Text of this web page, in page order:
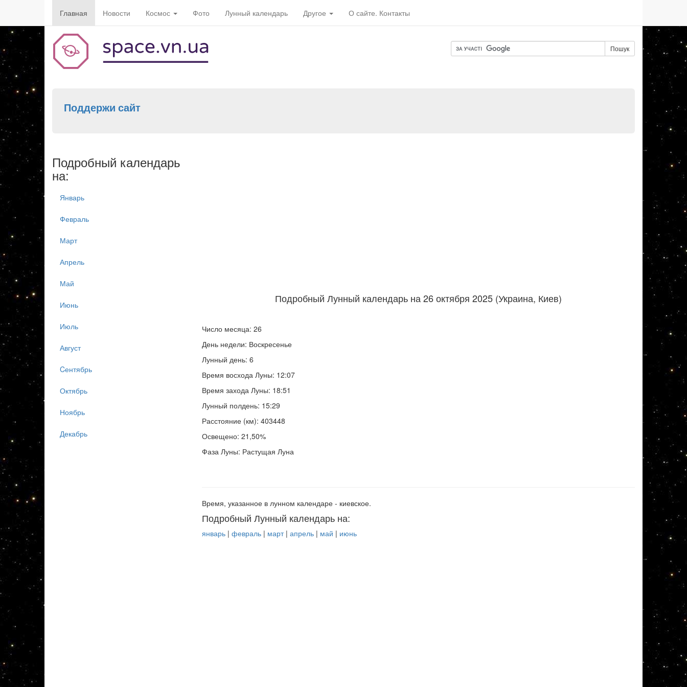
Главная Новости Космос Фото Лунный календарь Другое О сайте. Контакты
Пошук
Поддержи сайт
Подробный Лунный календарь на 26 октября 2025 (Украина, Киев)
Число месяца: 26
День недели: Воскресенье
Лунный день: 6
Время восхода Луны: 12:07
Время захода Луны: 18:51
Лунный полдень: 15:29
Расстояние (км): 403448
Освещено: 21,50%
Фаза Луны: Растущая Луна
Время, указанное в лунном календаре - киевское.
Подробный Лунный календарь на:
январь| февраль| март| апрель| май | июнь
Подробный календарь
на:
Январь
Февраль
Март
Апрель
Май
Июнь
Июль
Август
Cентябрь
Октябрь
Ноябрь
Декабрь